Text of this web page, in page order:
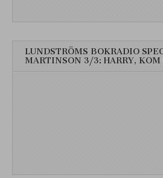
LUNDSTRÖMS BOKRADIO
MARTINSON 3/3: HARRY, KOM